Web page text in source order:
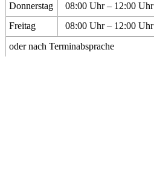
Donnerstag
08:00 Uhr – 12:00 Uhr
Freitag
08:00 Uhr – 12:00 Uhr
oder nach Terminabsprache